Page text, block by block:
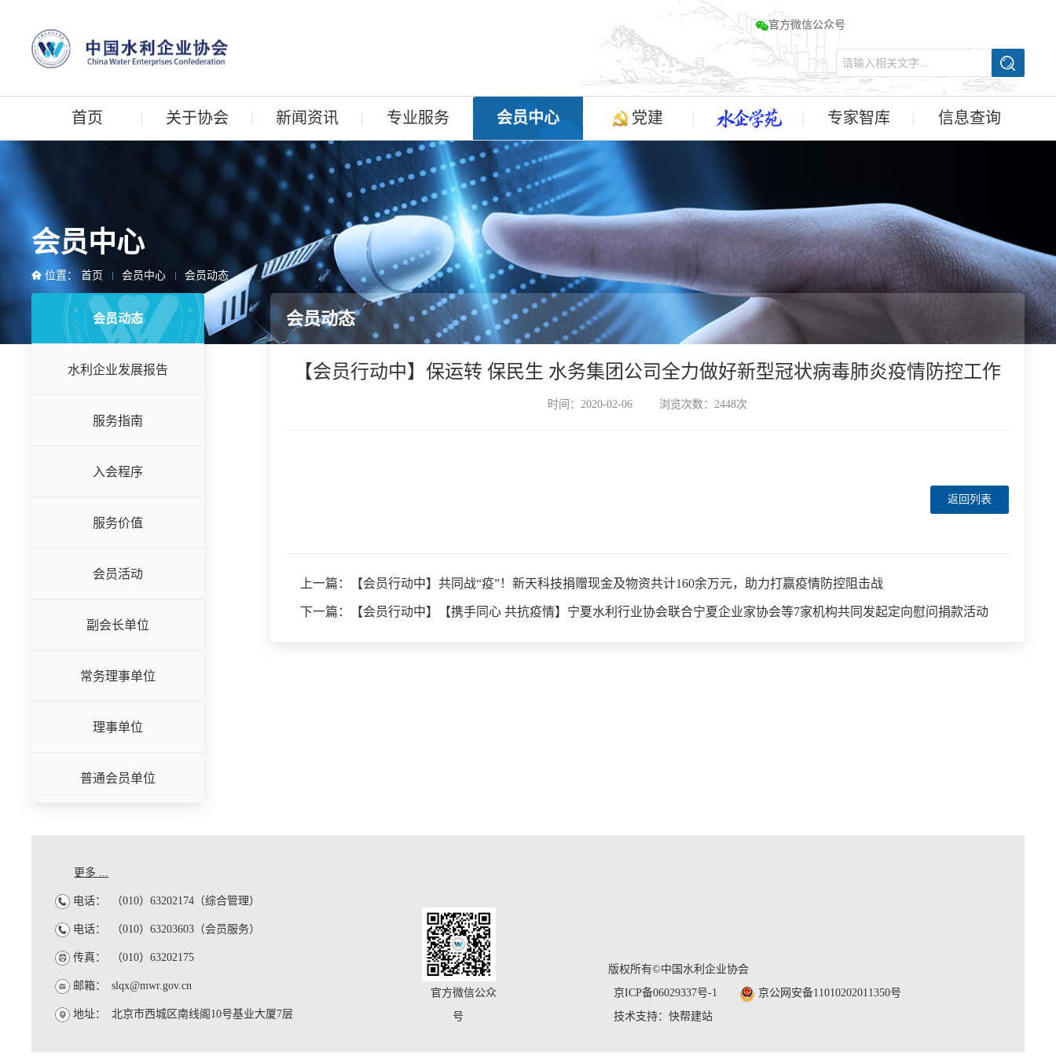
官方微信公众号
首页 关于协会 新闻资讯 专业服务 会员中心 党建 专家智库 信息查询
会员中心
位置： 首页 会员中心 会员动态
会员动态
水利企业发展报告
服务指南
入会程序
服务价值
会员活动
副会长单位
常务理事单位
理事单位
普通会员单位
会员动态
【会员行动中】保运转 保民生 水务集团公司全力做好新型冠状病毒肺炎疫情防控工作
时间：2020-02-06 浏览次数：2448次
返回列表
上一篇：【会员行动中】共同战“疫”！新天科技捐赠现金及物资共计160余万元，助力打赢疫情防控阻击战
下一篇：【会员行动中】【携手同心 共抗疫情】宁夏水利行业协会联合宁夏企业家协会等7家机构共同发起定向慰问捐款活动
更多 ...
电话： （010）63202174（综合管理）
电话： （010）63203603（会员服务）
传真： （010）63202175
邮箱： slqx@mwr.gov.cn
地址： 北京市西城区南线阁10号基业大厦7层
官方微信公众
号
版权所有©中国水利企业协会
京ICP备06029337号-1
京公网安备11010202011350号
技术支持：快帮建站